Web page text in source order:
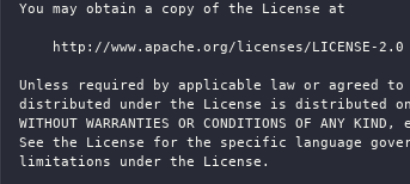
You may obtain a copy of the License at
    http://www.apache.org/licenses/LICENSE-2.0
Unless required by applicable law or agreed
distributed under the License is distributed on
WITHOUT WARRANTIES OR CONDITIONS OF ANY
See the License for the specific language
limitations under the License.